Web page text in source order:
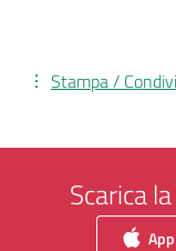
Stampa /
Scarica